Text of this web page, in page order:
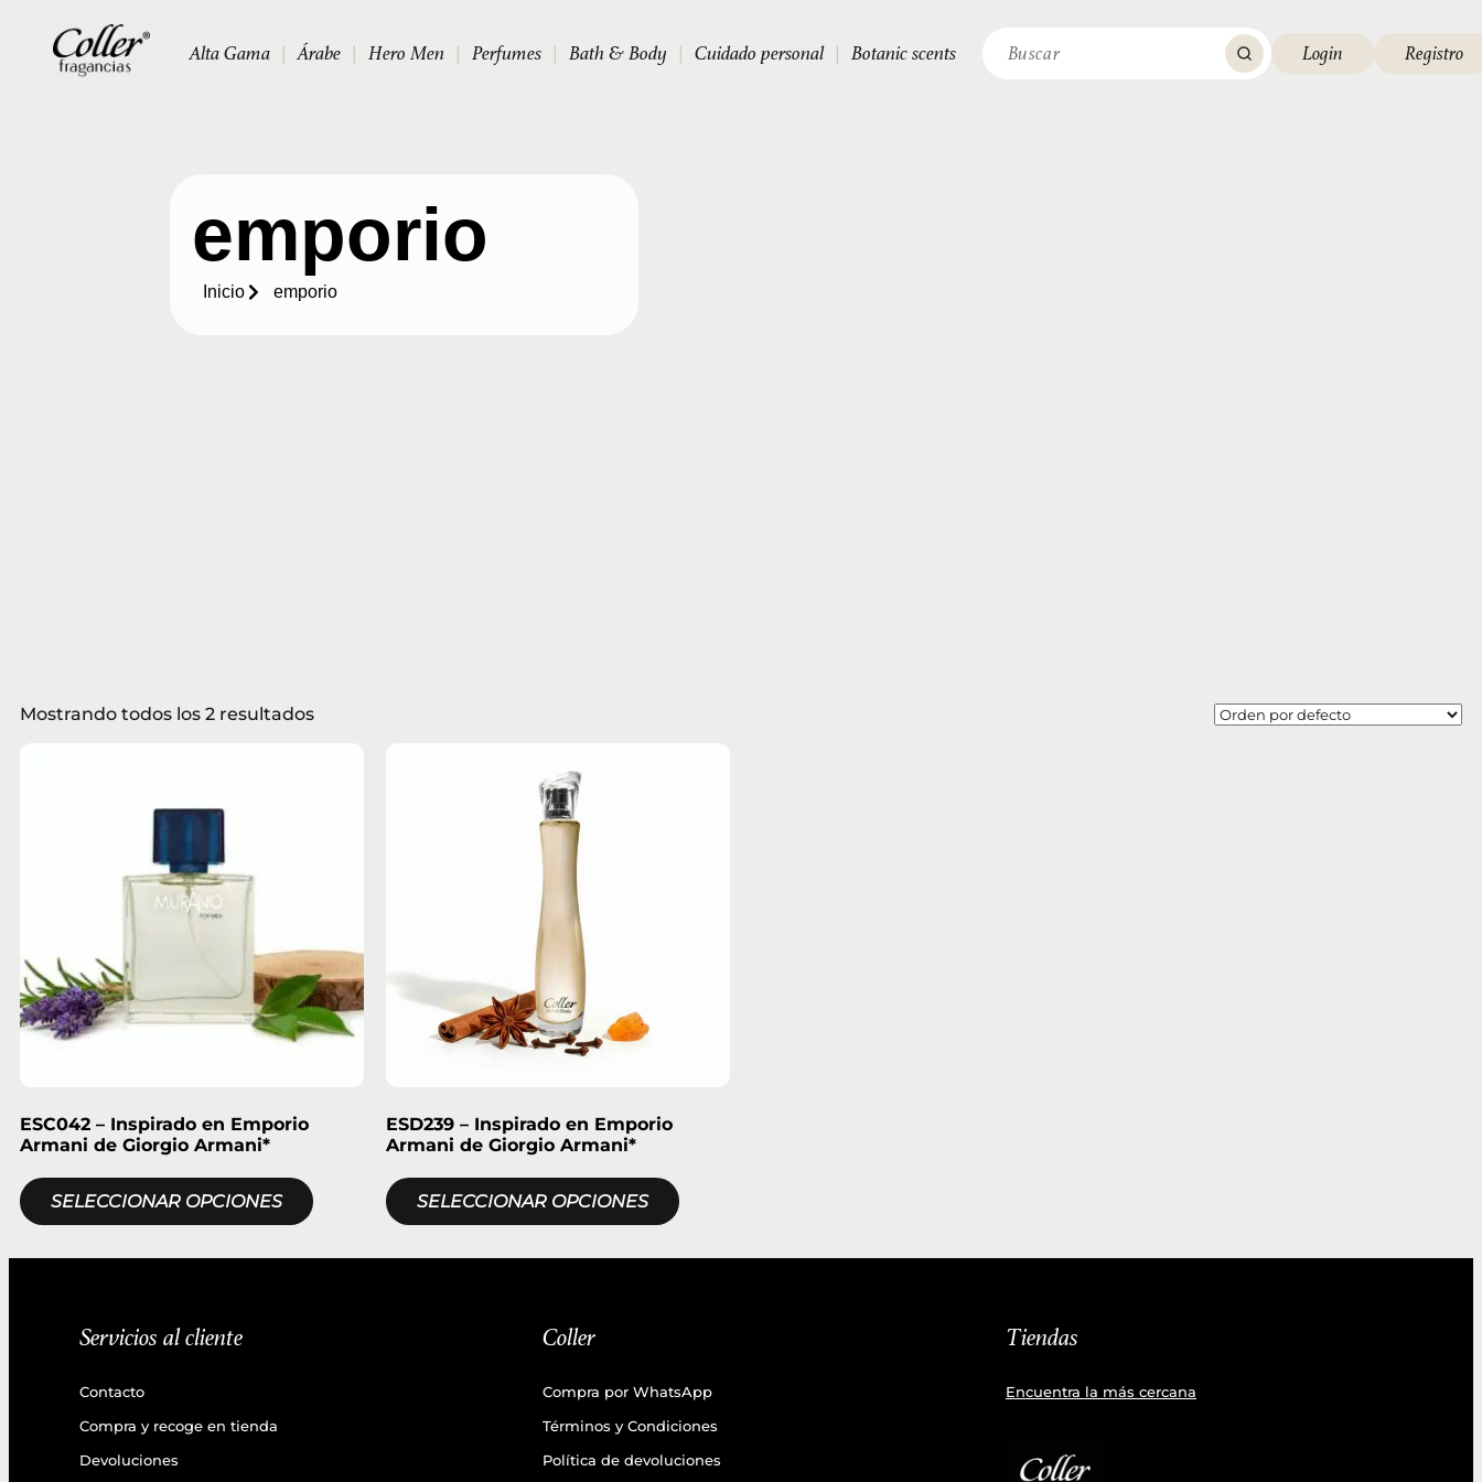
Alta Gama Árabe Hero Men Perfumes Bath & Body Cuidado personal Botanic scents Login Registro
emporio
Inicio emporio
Mostrando todos los 2 resultados
ESC042 – Inspirado en Emporio
Armani de Giorgio Armani*
SELECCIONAR OPCIONES
ESD239 – Inspirado en Emporio
Armani de Giorgio Armani*
SELECCIONAR OPCIONES
Servicios al cliente
Contacto
Compra y recoge en tienda
Devoluciones
Coller
Compra por WhatsApp
Términos y Condiciones
Política de devoluciones
Tiendas
Encuentra la más cercana